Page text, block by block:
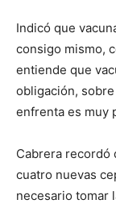
Indicó que
consigo mismo,
entiende que
obligación,
enfrenta es muy
Cabrera recordó
cuatro nuevas
necesario tomar